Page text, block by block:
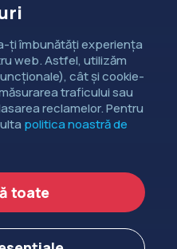
în contact cu
comerciale?
NE
DEV SRL2006-2026.
de confidențialitate
ți îmbunătăți experiența
web. Astfel, utilizăm
cât și cookie-
traficului sau
reclamelor. Pentru
politica noastră de
toate